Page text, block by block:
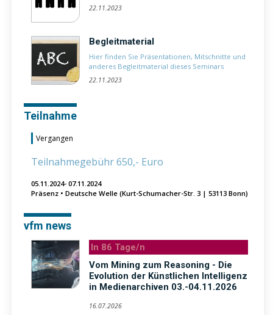
22.11.2023
Begleitmaterial
Hier finden Sie Präsentationen, Mitschnitte und
anderes Begleitmaterial dieses Seminars
22.11.2023
Teilnahme
Vergangen
Teilnahmegebühr 650,- Euro
05.11.2024- 07.11.2024
Präsenz • Deutsche Welle (Kurt-Schumacher-Str. 3 | 53113 Bonn)
vfm news
In 86 Tage/n
Vom Mining zum Reasoning - Die
Evolution der Künstlichen Intelligenz
in Medienarchiven 03.-04.11.2026
16.07.2026